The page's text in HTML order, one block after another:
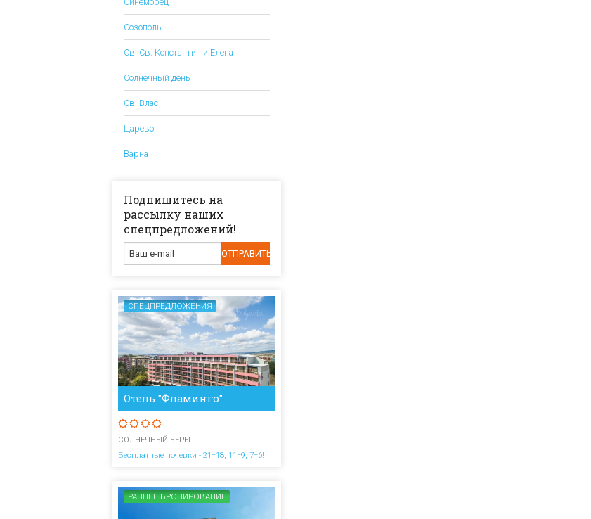
Созополь
Св. Св. Константин и Елена
Солнечный день
Св. Влас
Царево
Варна
Подпишитесь на
рассылку наших
спецпредложений!
СПЕЦПРЕДЛОЖЕНИЯ
Отель "Фламинго"
СОЛНЕЧНЫЙ БЕРЕГ
Бесплатные ночевки - 21=18, 11=9, 7=6!
РАННЕЕ БРОНИРОВАНИЕ